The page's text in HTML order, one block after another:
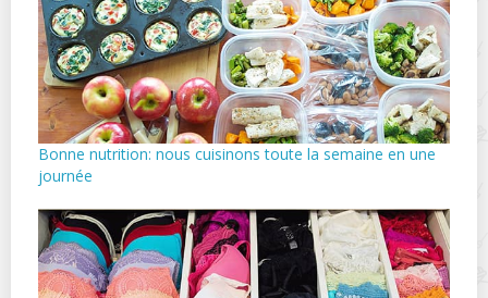
Bonne nutrition: nous cuisinons toute la semaine en une
journée